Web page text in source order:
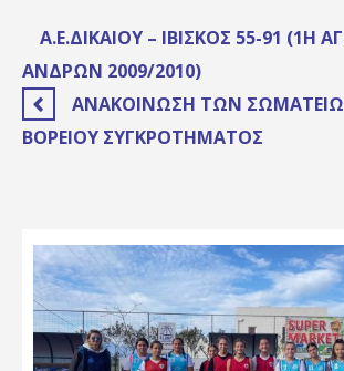
Α.Ε.ΔΙΚΑΊΟΥ – ΙΒΊΣΚΟΣ 55-91 (1Η
ΑΝΔΡΏΝ 2009/2010)
ΑΝΑΚΟΊΝΩΣΗ ΤΩΝ
ΒΟΡΕΊΟΥ ΣΥΓΚΡΟΤΉΜΑΤΟΣ